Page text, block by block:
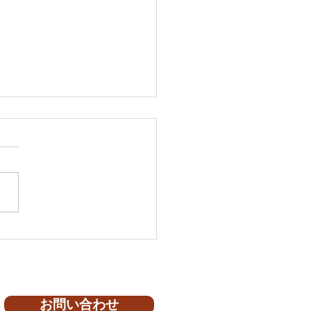
様邸
お問い合わせ